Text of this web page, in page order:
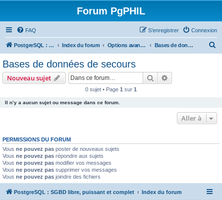
Forum PgPHIL
FAQ Connexion
S’enregistrer
PostgreSQL : SGBD libre, puissant et complet Index du forum Options avancées de PostgreSQL et outils tiers Bases de données de secours
Bases de données de secours
Nouveau sujet Rechercher
0 sujet • Page 1 sur 1
Il n’y a aucun sujet ou message dans ce forum.
Aller à
PERMISSIONS DU FORUM
Vous ne pouvez pas poster de nouveaux sujets
Vous ne pouvez pas répondre aux sujets
Vous ne pouvez pas modifier vos messages
Vous ne pouvez pas supprimer vos messages
Vous ne pouvez pas joindre des fichiers
PostgreSQL : SGBD libre, puissant et complet Index du forum